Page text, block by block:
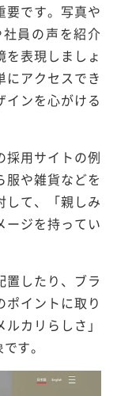
要です。写真や
員の声を紹介
を表現しましょ
にアクセスでき
インを心がける
採用サイトの例
服や雑貨などを
して、「親しみ
ージを持ってい
置したり、ブラ
ポイントに取り
カリらしさ」
す。